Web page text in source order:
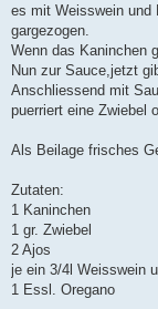
es mit Weisswein und
gargezogen.
Wenn das Kaninchen
Nun zur Sauce,jetzt
Anschliessend mit
puerriert eine Zwiebel
Als Beilage frisches
Zutaten:
1 Kaninchen
1 gr. Zwiebel
2 Ajos
je ein 3/4l Weisswein
1 Essl. Oregano